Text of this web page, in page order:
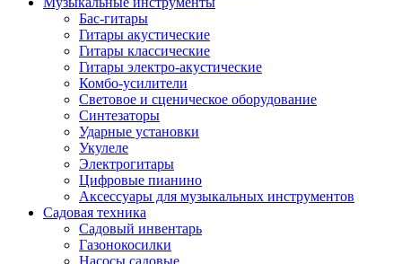
Бас-гитары
Гитары акустические
Гитары классические
Гитары электро-акустические
Комбо-усилители
Световое и сценическое оборудование
Синтезаторы
Ударные установки
Укулеле
Электрогитары
Цифровые пианино
Аксессуары для музыкальных инструментов
Садовая техника
Садовый инвентарь
Газонокосилки